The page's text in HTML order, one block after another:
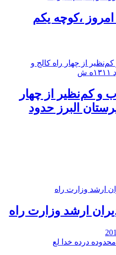
،کوچه یکم
و کم‌نظیر از چهار
البرز حدود
ارشد وزارت راه